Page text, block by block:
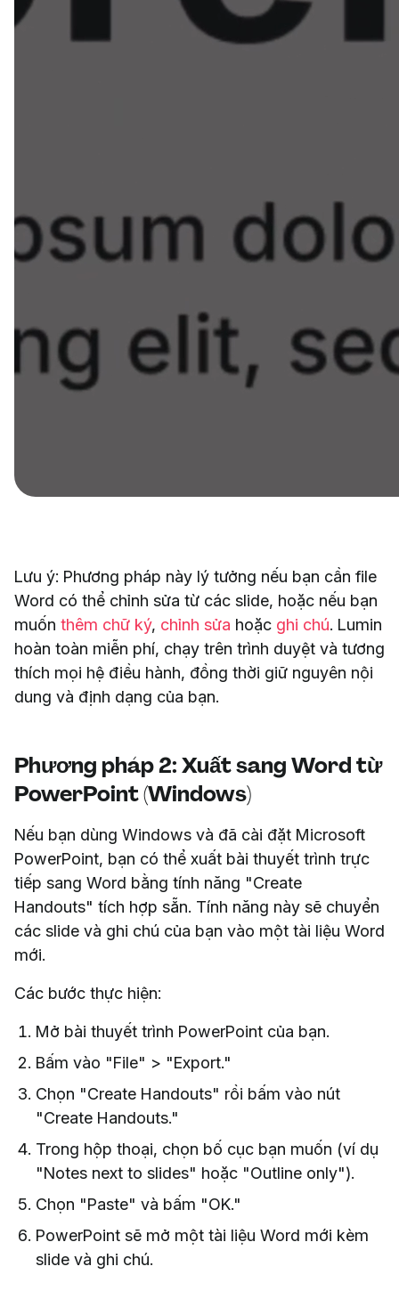
Lưu ý: Phương pháp này lý tưởng nếu bạn cần file
Word có thể chỉnh sửa từ các slide, hoặc nếu bạn
muốn thêm chữ ký, chỉnh sửa hoặc ghi chú. Lumin
hoàn toàn miễn phí, chạy trên trình duyệt và tương
thích mọi hệ điều hành, đồng thời giữ nguyên nội
dung và định dạng của bạn.
Phương pháp 2: Xuất sang Word từ
PowerPoint (Windows)
Nếu bạn dùng Windows và đã cài đặt Microsoft
PowerPoint, bạn có thể xuất bài thuyết trình trực
tiếp sang Word bằng tính năng "Create
Handouts" tích hợp sẵn. Tính năng này sẽ chuyển
các slide và ghi chú của bạn vào một tài liệu Word
mới.
Các bước thực hiện:
Mở bài thuyết trình PowerPoint của bạn.
Bấm vào "File" > "Export."
Chọn "Create Handouts" rồi bấm vào nút
"Create Handouts."
Trong hộp thoại, chọn bố cục bạn muốn (ví dụ
"Notes next to slides" hoặc "Outline only").
Chọn "Paste" và bấm "OK."
PowerPoint sẽ mở một tài liệu Word mới kèm
slide và ghi chú.